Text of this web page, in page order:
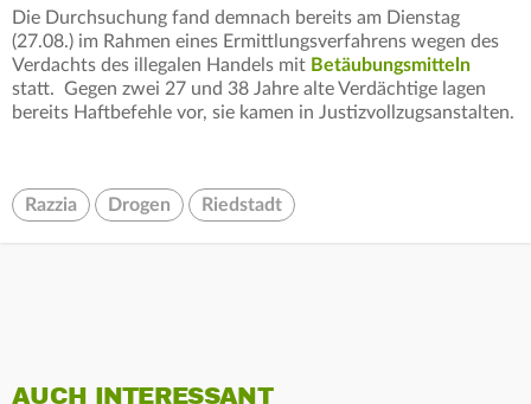
Die Durchsuchung fand demnach bereits am Dienstag
(27.08.) im Rahmen eines Ermittlungsverfahrens wegen des
Verdachts des illegalen Handels mit Betäubungsmitteln
statt. Gegen zwei 27 und 38 Jahre alte Verdächtige lagen
bereits Haftbefehle vor, sie kamen in Justizvollzugsanstalten.
Razzia Drogen Riedstadt
AUCH INTERESSANT